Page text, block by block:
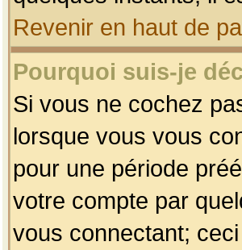
Revenir en haut de
Pourquoi suis-je
Si vous ne cochez
lorsque vous vous
pour une période
votre compte par
vous connectant;